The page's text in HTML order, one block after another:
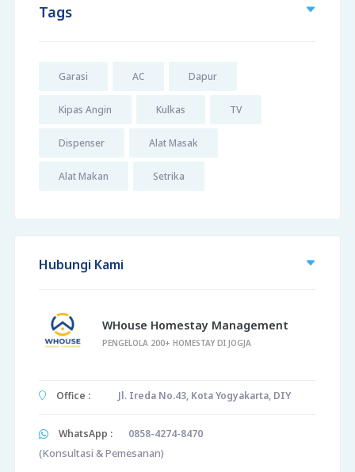
Tags
Garasi AC Dapur
Kipas Angin Kulkas TV
Dispenser Alat Masak
Alat Makan Setrika
Hubungi Kami
WHouse Homestay Management
PENGELOLA 200+ HOMESTAY DI JOGJA
Office : Jl. Ireda No.43, Kota Yogyakarta, DIY
WhatsApp : 0858-4274-8470
(Konsultasi & Pemesanan)